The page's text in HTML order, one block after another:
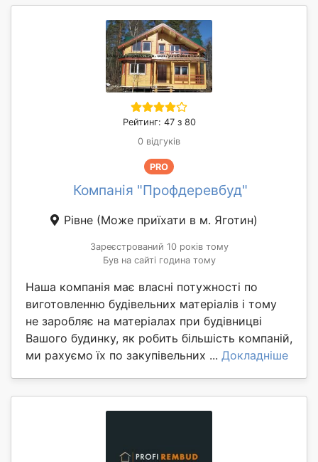
Рейтинг: 47 з 80
0 відгуків
PRO
Компанія "Профдеревбуд"
Рівне (Може приїхати в м. Яготин)
Зареєстрований 10 років тому
Був на сайті година тому
Наша компанія має власні потужності по
виготовленню будівельних матеріалів і тому
не заробляє на матеріалах при будівницві
Вашого будинку, як робить більшість компаній,
ми рахуємо їх по закупівельних ... Докладніше